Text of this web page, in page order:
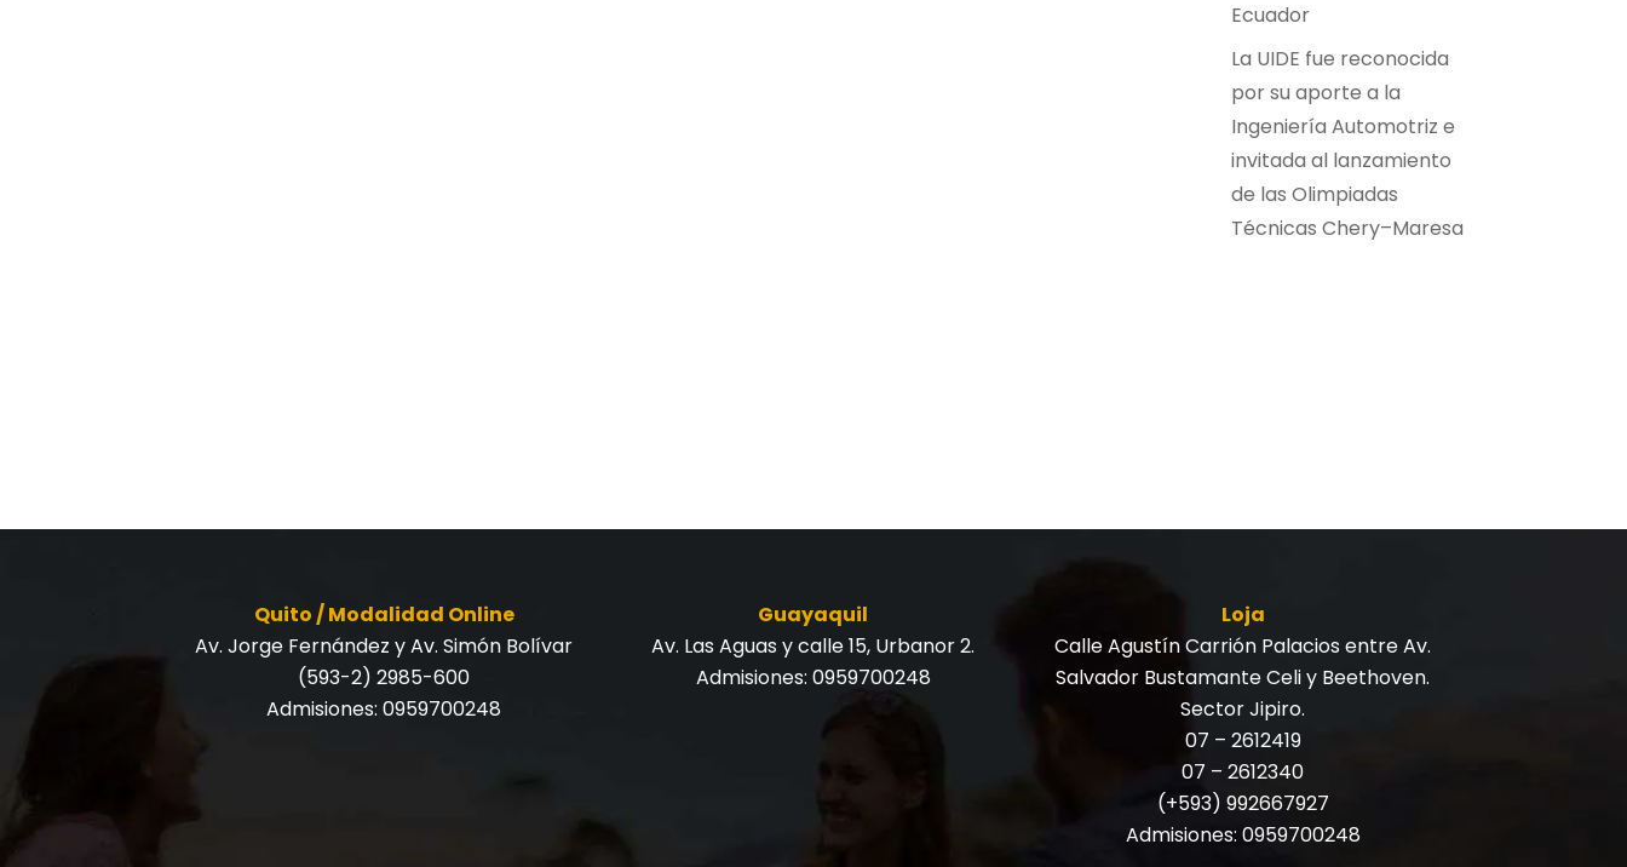
Ecuador
La UIDE fue reconocida
por su aporte a la
Ingeniería Automotriz e
invitada al lanzamiento
de las Olimpiadas
Técnicas Chery–Maresa
Quito / Modalidad Online
Av. Jorge Fernández y Av. Simón Bolívar
(593-2) 2985-600
Admisiones:0959700248
Guayaquil
Av. Las Aguas y calle 15, Urbanor 2.
Admisiones: 0959700248
Loja
Calle Agustín Carrión Palacios entre Av.
Salvador Bustamante Celi y Beethoven.
Sector Jipiro.
07 – 2612419
07 – 2612340
(+593) 992667927
Admisiones: 0959700248